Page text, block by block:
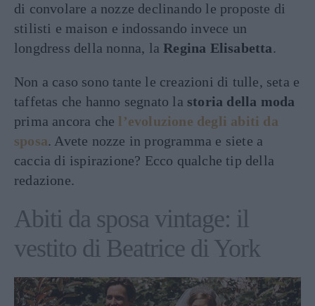
di convolare a nozze declinando le proposte di
stilisti e maison e indossando invece un
longdress della nonna, laRegina Elisabetta.
Non a caso sono tante le creazioni di tulle, seta e
taffetas che hanno segnato la storia della moda
prima ancora che l’evoluzione degli abiti da
sposa. Avete nozze in programma e siete a
caccia di ispirazione? Ecco qualche tip della
redazione.
Abiti da sposa vintage: il
vestito di Beatrice di York